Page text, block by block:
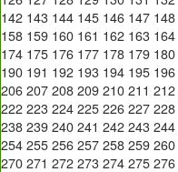
142 143 144 145 146 147 148
158 159 160 161 162 163 164
174 175 176 177 178 179 180
190 191 192 193 194 195 196
206 207 208 209 210 211 212
222 223 224 225 226 227 228
238 239 240 241 242 243 244
254 255 256 257 258 259 260
270 271 272 273 274 275 276